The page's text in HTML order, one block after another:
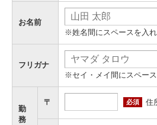
お名前
※姓名間にスペースを入
フリガナ
※セイ・メイ間にスペー
勤
務
〒 必須 住